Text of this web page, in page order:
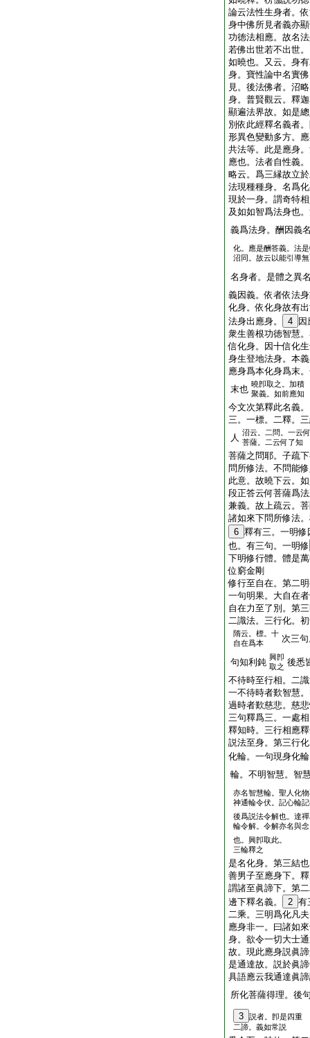
論云法性生身者。
身中佛所見者義亦
功徳法相應。故名
若佛出世若不出世
如曉也。又云。身
身。寶性論中名實
見。後法佛者。沼
身。普賢觀云。釋
顯遍法界故。如是
別依此經釋名義者
形異色變動多方。
共法等。此是應身
應也。法者自性義
略云。爲三縁故立
法現種種身。名爲
現於一身。謂奇特
及如如智爲法身也
義爲法身。酬因義
化。應是酬答義。法
沼同。故云以能引導
名身者。是體之異
義因義。依者依法
化身。依化身故有
法身出應身。
4
因
衆生善根功徳智慧
信化身。因十信化
身生登地法身。本
應身爲本化身爲末
末也 曉卽取之。加積
聚義。如前應知
今文次第釋此名義
三。一標。二釋。
人 沼云。二問。一云何
菩薩。二云何了知
菩薩之問耶。子疏
問所修法。不問能
此意。故曉下云。
段正答云何菩薩爲
兼義。故上疏云。
諸如來下問所修法
6 釋有三。一明
也。有三句。一明修
下明修行體。體是
位窮金剛
修行至自在。第二
一句明果。大自在
自在力至了別。第
二識法。三行化。
隋云。標。十
自在爲本
次三
句知利鈍 興卽
取之 後悉
不待時至行相。二
一不待時者歎智慧
過時者歎慈悲。慈
三句釋爲三。一處
釋知時。三行相應
説法至身。第三行
化輪。一句現身化
輪。不明智慧。智
亦名智慧輪。聖人化
神通輪令伏。記心輪
後爲説法令解也。達
輪令解。令解亦名與
也。興卽取此。
三輪釋之
是名化身。第三結也
善男子至應身下。
謂諸至眞諦下。第
邊下釋名義。
2 有
二乘。三明爲化凡
應身非一。曰諸如
身。欲令一切大士
故。現此應身説眞
是通達故。説於眞
具語應云我通達眞
所化菩薩得理。後
3
説者。卽是四重
二諦。義如常説